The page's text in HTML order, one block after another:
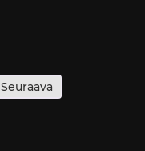
Seuraava